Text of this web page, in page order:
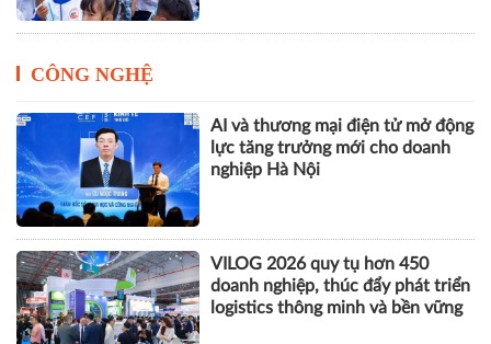
CÔNG NGHỆ
AI và thương mại điện tử mở động
lực tăng trưởng mới cho doanh
nghiệp Hà Nội
VILOG 2026 quy tụ hơn 450
doanh nghiệp, thúc đẩy phát triển
logistics thông minh và bền vững